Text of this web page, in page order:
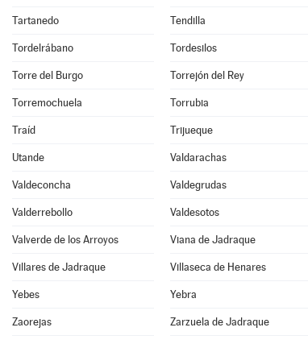
Tartanedo Tendilla
Tordelrábano Tordesilos
Torre del Burgo Torrejón del Rey
Torremochuela Torrubia
Traíd Trijueque
Utande Valdarachas
Valdeconcha Valdegrudas
Valderrebollo Valdesotos
Valverde de los Arroyos Viana de Jadraque
Villares de Jadraque Villaseca de Henares
Yebes Yebra
Zaorejas Zarzuela de Jadraque